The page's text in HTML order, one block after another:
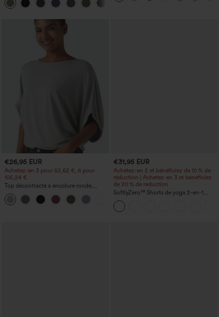
effet ventre plat, avec poche
€26,95 EUR
Achetez-en 3 pour 52,62 €, 6 pour
105,24 €
Top décontracté à encolure ronde,
manches chauve-souris et coupe ample
€31,95 EUR
Achetez-en 2 et bénéficiez de 10 % de
réduction | Achetez-en 3 et bénéficiez
de 20 % de réduction
SoftlyZero™ Shorts de yoga 2-en-1
InstantCool, super taille haute, aérés, 5''
avec poches — longueur allongée